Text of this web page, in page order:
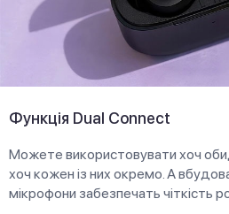
Функція Dual Connect
Можете використовувати хоч
хоч кожен із них окремо. А
мікрофони забезпечать чіткість